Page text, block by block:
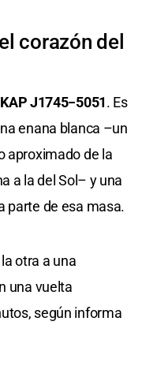
corazón del
J1745−5051. Es
enana blanca –un
aproximado de la
a la del Sol– y una
parte de esa masa.
otra a una
una vuelta
según informa